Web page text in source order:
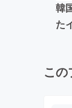
韓
た
こ